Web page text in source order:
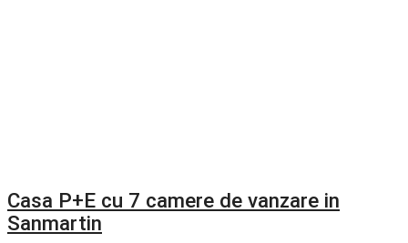
Casa P+E cu 7 camere de vanzare in
Sanmartin